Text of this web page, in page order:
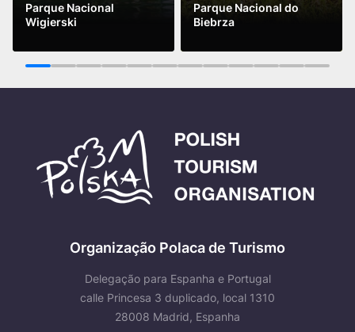
Parque Nacional
Wigierski
Ver mais
Parque Nacional do
Biebrza
Ver mais
1 2 3 4 5 6 7 8 9 10 11 12
Organização Polaca de Turismo
Delegação para Espanha e Portugal
calle Princesa 3 duplicado, local 1310
28008 Madrid, Espanha